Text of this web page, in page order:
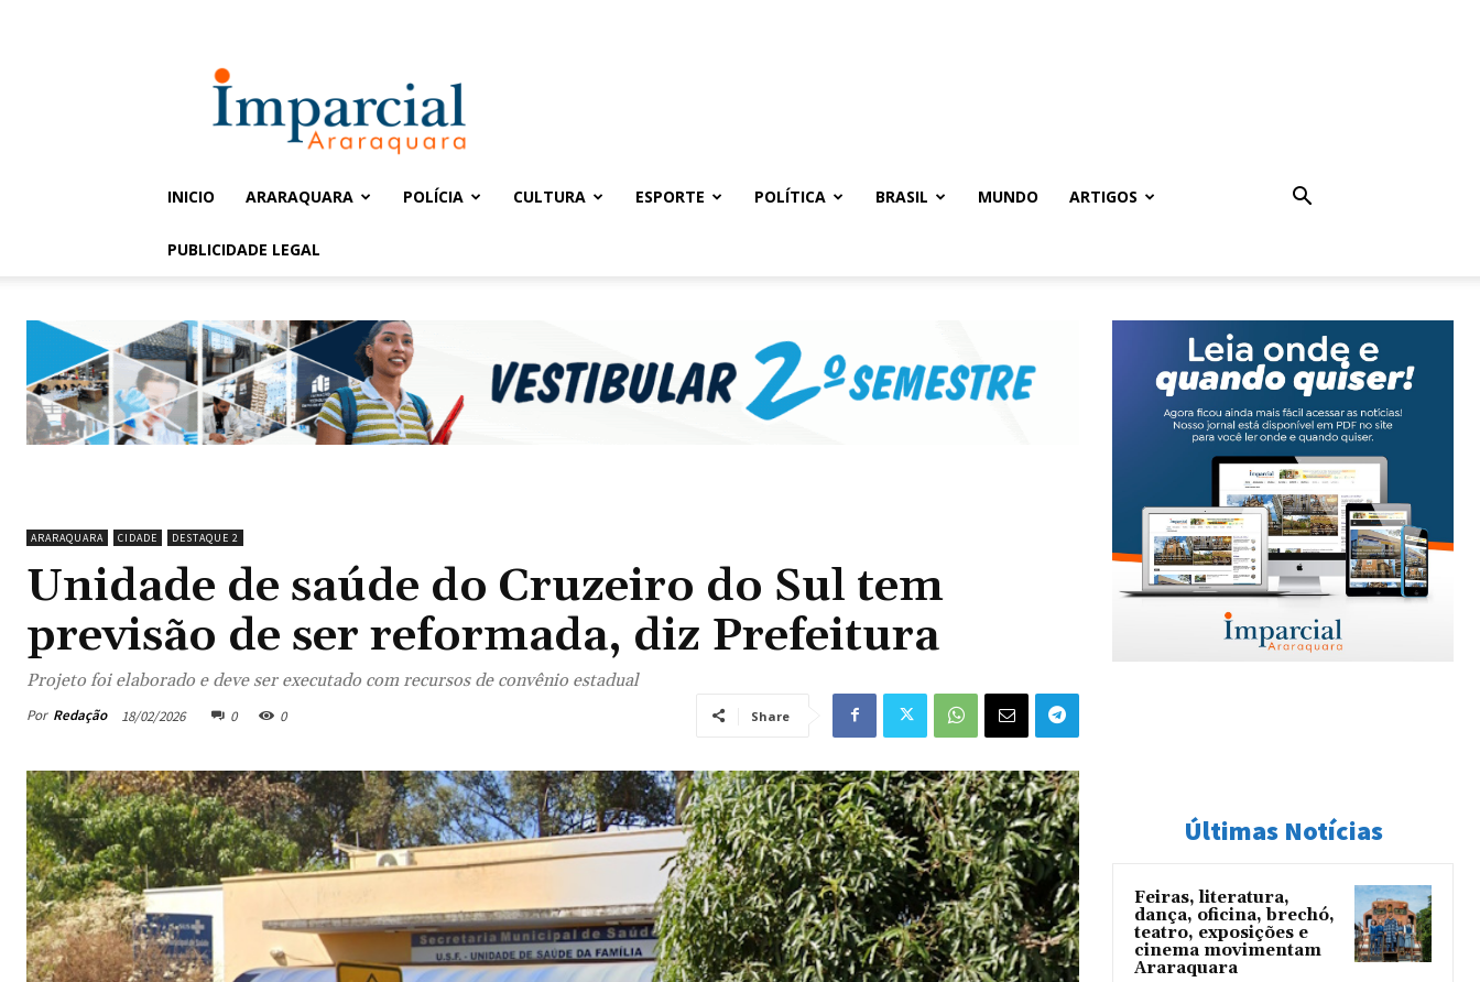
Imparcial
INICIO ARARAQUARA POLÍCIA CULTURA ESPORTE POLÍTICA BRASIL MUNDO ARTIGOS
PUBLICIDADE LEGAL
ARARAQUARA CIDADE DESTAQUE 2
Unidade de saúde do Cruzeiro do Sul tem
previsão de ser reformada, diz Prefeitura
Projeto foi elaborado e deve ser executado com recursos de convênio estadual
Por Redação 18/02/2026 0 0 Share
Últimas Notícias
Feiras, literatura,
dança, oficina, brechó,
teatro, exposições e
cinema movimentam
Araraquara